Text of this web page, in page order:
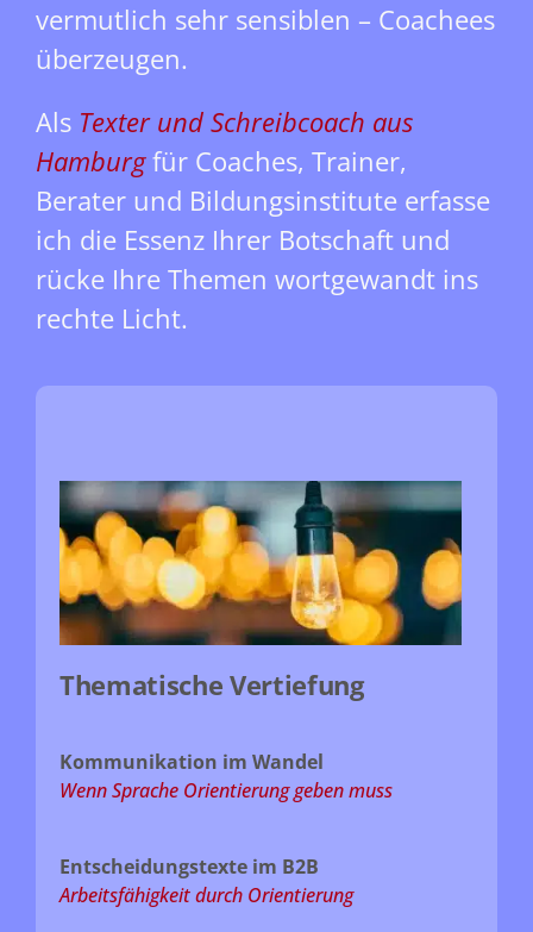
vermutlich sehr sensiblen – Coachees
überzeugen.
Als Texter und Schreibcoach aus
Hamburgfür Coaches, Trainer,
Berater und Bildungsinstitute erfasse
ich die Essenz Ihrer Botschaft und
rücke Ihre Themen wortgewandt ins
rechte Licht.
Thematische Vertiefung
Kommunikation im Wandel
Wenn Sprache Orientierung geben muss
Entscheidungstexte im B2B
Arbeitsfähigkeit durch Orientierung